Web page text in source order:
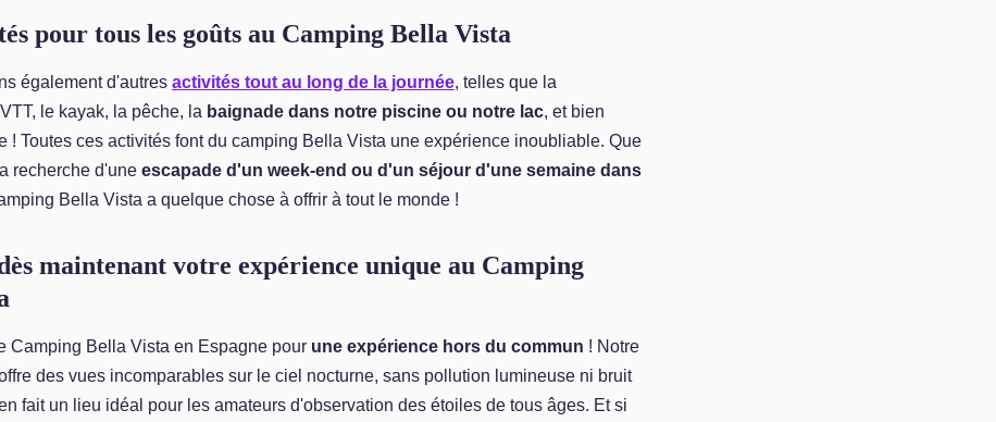
pour tous les goûts au Camping Bella Vista
également d'autres activités tout au long de la journée, telles que la
le kayak, la pêche, la baignade dans notre piscine ou notre lac, et bien
! Toutes ces activités font du camping Bella Vista une expérience inoubliable. Que
recherche d'une escapade d'un week-end ou d'un séjour d'une semaine dans
Bella Vista a quelque chose à offrir à tout le monde !
maintenant votre expérience unique au Camping
Camping Bella Vista en Espagne pour une expérience hors du commun ! Notre
des vues incomparables sur le ciel nocturne, sans pollution lumineuse ni bruit
fait un lieu idéal pour les amateurs d'observation des étoiles de tous âges. Et si